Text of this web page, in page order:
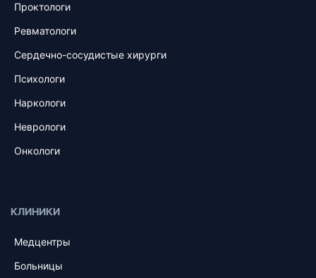
Проктологи
Ревматологи
Сердечно-сосудистые хирурги
Психологи
Наркологи
Неврологи
Онкологи
КЛИНИКИ
Медцентры
Больницы